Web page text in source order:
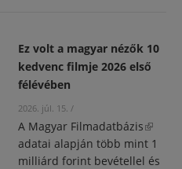
Ez volt a magyar nézők 10
kedvenc filmje 2026 első
félévében
2026. júl. 15. /
A Magyar Filmadatbázis(külső
adatai alapján több mint 1
milliárd forint bevétellel és